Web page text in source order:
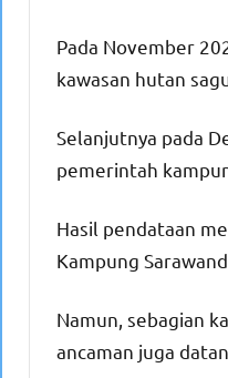
Pada November
kawasan hutan
Selanjutnya pada
pemerintah
Hasil pendataan
Kampung
Namun, sebagian
ancaman juga